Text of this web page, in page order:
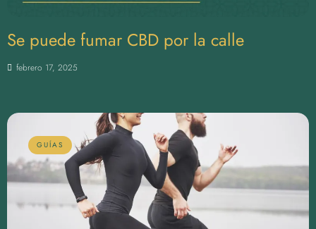
Se puede fumar CBD por la calle
febrero 17, 2025
GUÍAS